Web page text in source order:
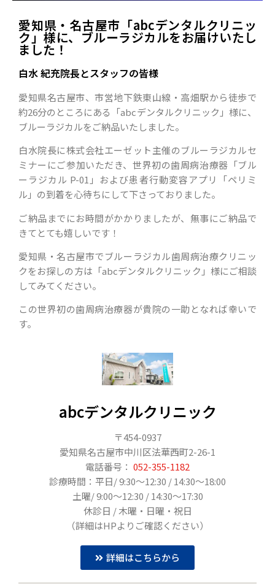
愛知県・名古屋市「abcデンタルクリニッ
ク」様に、ブルーラジカルをお届けいたし
ました！
白水 紀充院長とスタッフの皆様
愛知県名古屋市、市営地下鉄東山線・高畑駅から徒歩で
約26分のところにある「abcデンタルクリニック」様に、
ブルーラジカルをご納品いたしました。
白水院長に株式会社エーゼット主催のブルーラジカルセ
ミナーにご参加いただき、世界初の歯周病治療器「ブル
ーラジカル P-01」および患者行動変容アプリ「ペリミ
ル」の到着を心待ちにして下さっておりました。
ご納品までにお時間がかかりましたが、無事にご納品で
きてとても嬉しいです！
愛知県・名古屋市でブルーラジカル歯周病治療クリニッ
クをお探しの方は「abcデンタルクリニック」様にご相談
してみてください。
この世界初の歯周病治療器が貴院の一助となれば幸いで
す。
abcデンタルクリニック
〒454-0937
愛知県名古屋市中川区法華西町2-26-1
電話番号： 052-355-1182
診療時間：平日/ 9:30〜12:30 / 14:30〜18:00
土曜/ 9:00〜12:30 / 14:30〜17:30
休診日 / 木曜・日曜・祝日
（詳細はHPよりご確認ください）
詳細はこちらから